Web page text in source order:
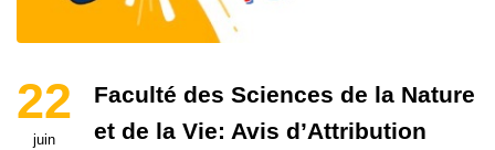
22
juin
Faculté des Sciences de la Nature
et de la Vie: Avis d’Attribution